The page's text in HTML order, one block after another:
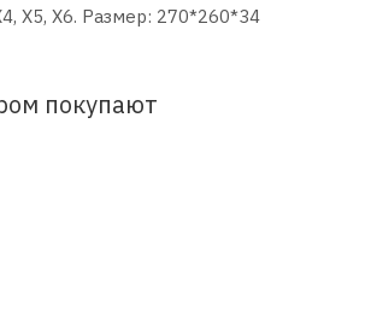
X5, X6. Размер: 270*260*34
покупают